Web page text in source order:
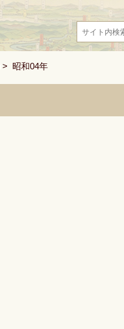
> 昭和04年